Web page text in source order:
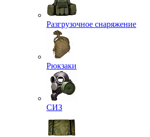
Разгрузочное снаряжение
Рюкзаки
СИЗ